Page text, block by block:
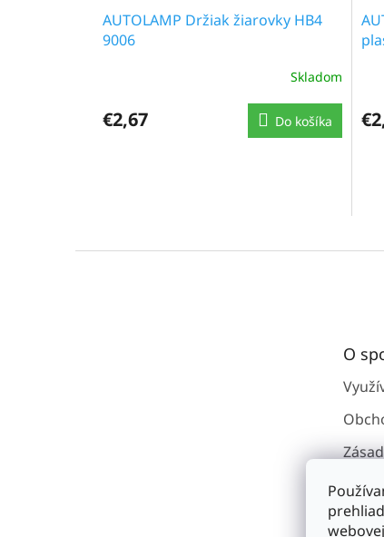
AUTOLAMP Držiak žiarovky HB4
9006
Skladom
€2,67 Do košíka
O
O